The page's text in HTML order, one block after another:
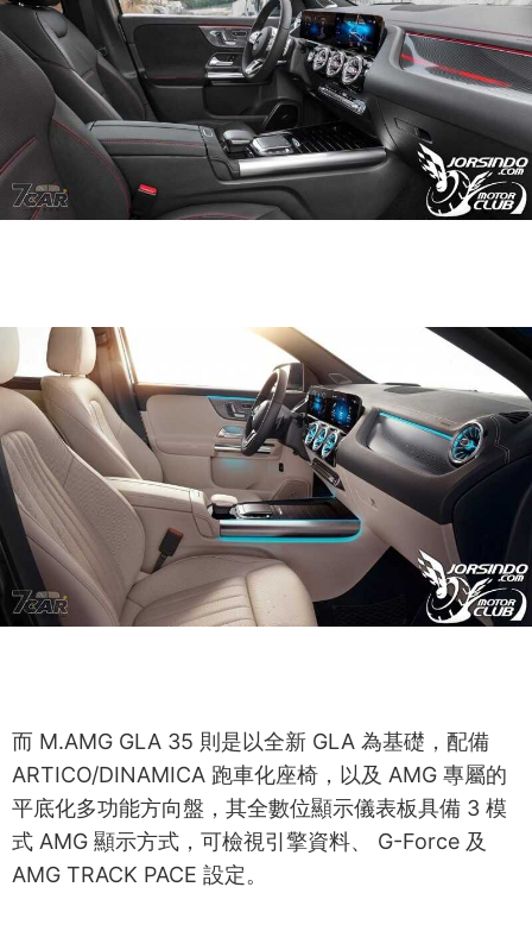
而 M.AMG GLA 35 則是以全新 GLA 為基礎，配備
ARTICO/DINAMICA 跑車化座椅，以及 AMG 專屬的
平底化多功能方向盤，其全數位顯示儀表板具備 3 模
式 AMG 顯示方式，可檢視引擎資料、 G-Force 及
AMG TRACK PACE 設定。